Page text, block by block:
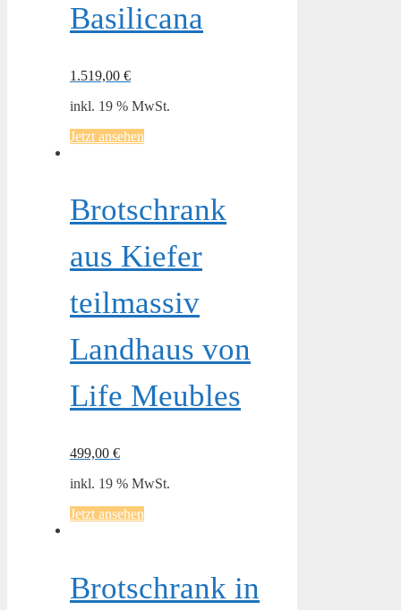
Basilicana
1.519,00 €
inkl. 19 % MwSt.
Jetzt ansehen
Brotschrank
aus Kiefer
teilmassiv
Landhaus von
Life Meubles
499,00 €
inkl. 19 % MwSt.
Jetzt ansehen
Brotschrank in